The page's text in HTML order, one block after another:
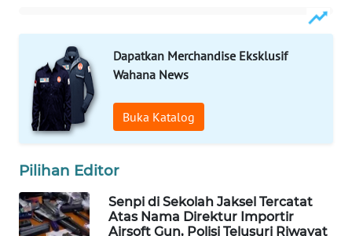
Dapatkan Merchandise Eksklusif
Wahana News
Buka Katalog
Pilihan Editor
Senpi di Sekolah Jaksel Tercatat
Atas Nama Direktur Importir
Airsoft Gun, Polisi Telusuri Riwayat
Wahana
KONSUMEN
LISTRIK
MASYARAKAT
KELISTRIKAN
WALINKI
ID